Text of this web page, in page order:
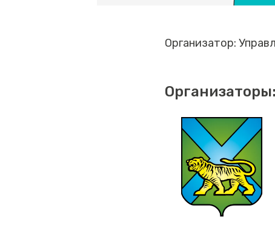
Организатор:
Организаторы: